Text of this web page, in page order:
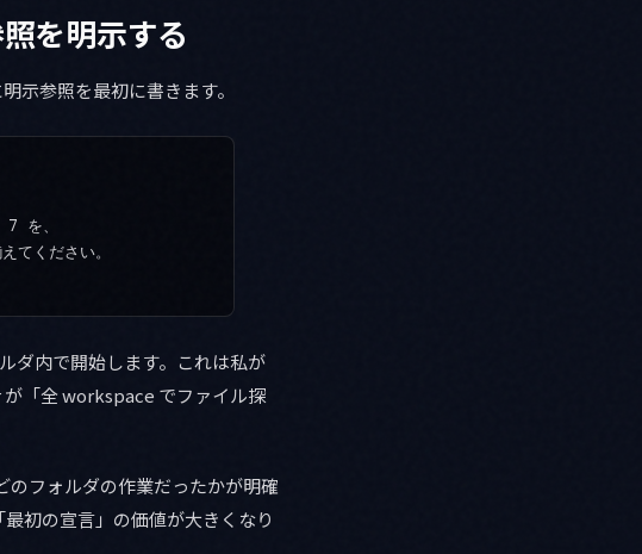
を明示する
示参照を最初に書きます。
を、
ください。
ダ内で開始します。これは私が
「全 workspace でファイル探
フォルダの作業だったかが明確
初の宣言」の価値が大きくなり